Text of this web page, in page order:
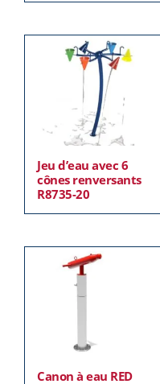
Jeu d’eau avec 6
cônes renversants
R8735-20
Canon à eau RED